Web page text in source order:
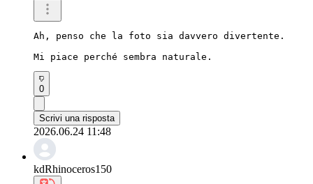
Ah, penso che la foto sia davvero divertente.
Mi piace perché sembra naturale.
0
Scrivi una risposta
2026.06.24 11:48
kdRhinoceros150